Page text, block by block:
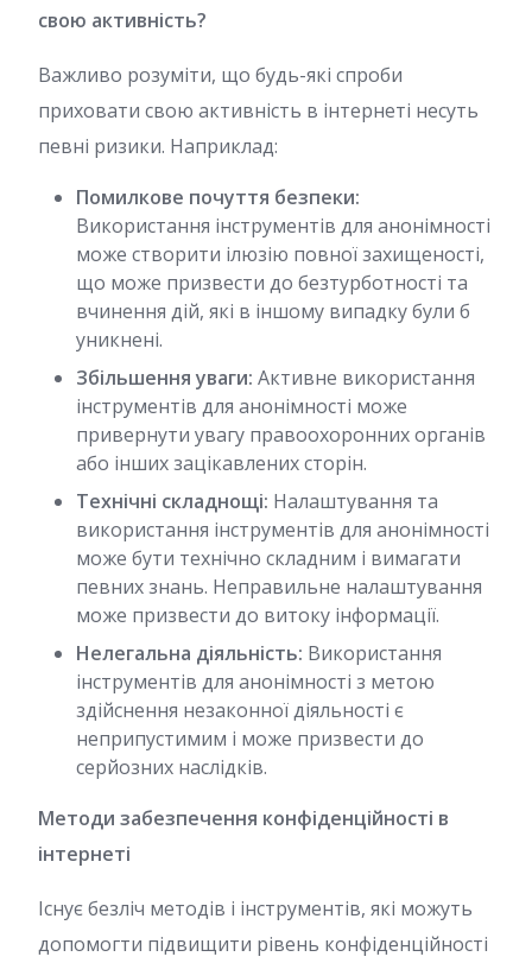
свою активність?
Важливо розуміти, що будь-які спроби
приховати свою активність в інтернеті несуть
певні ризики. Наприклад:
Помилкове почуття безпеки:
Використання інструментів для анонімності
може створити ілюзію повної захищеності,
що може призвести до безтурботності та
вчинення дій, які в іншому випадку були б
уникнені.
Збільшення уваги: Активне використання
інструментів для анонімності може
привернути увагу правоохоронних органів
або інших зацікавлених сторін.
Технічні складнощі: Налаштування та
використання інструментів для анонімності
може бути технічно складним і вимагати
певних знань. Неправильне налаштування
може призвести до витоку інформації.
Нелегальна діяльність: Використання
інструментів для анонімності з метою
здійснення незаконної діяльності є
неприпустимим і може призвести до
серйозних наслідків.
Методи забезпечення конфіденційності в
інтернеті
Існує безліч методів і інструментів, які можуть
допомогти підвищити рівень конфіденційності